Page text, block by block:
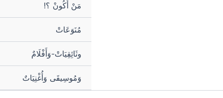
مَنْ أَكُونْ ؟!
مُنَوَعَاتْ
وثَائِقِيَاتْ-وَأَفْلَامٌ
وَمُوسِيقَى وَأُغْنِيَاتٌ